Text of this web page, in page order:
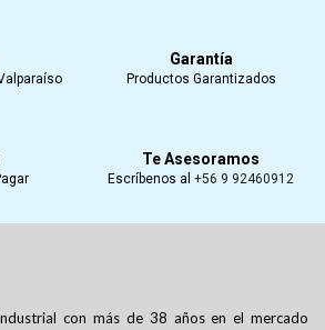
Garantía
Productos Garantizados
Te Asesoramos
Escríbenos al +56 9 92460912
con más de 38 años en el mercado